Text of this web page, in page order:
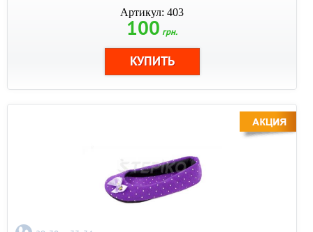
Артикул: 403
100 грн.